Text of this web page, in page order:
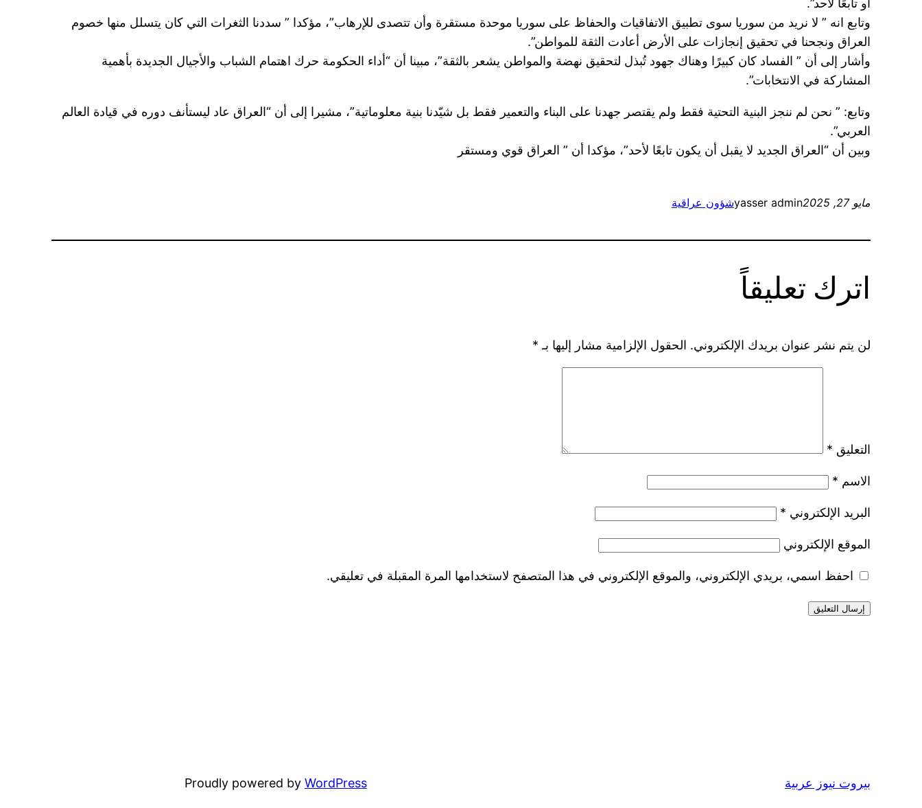
أو تابعًا لأحد”.
وتابع انه ” لا نريد من سوريا سوى تطبيق الاتفاقيات والحفاظ على سوريا موحدة مستقرة وأن تتصدى للإرهاب”، مؤكدا ” سددنا الثغرات التي كان يتسلل منها خصوم
العراق ونجحنا في تحقيق إنجازات على الأرض أعادت الثقة للمواطن”.
وأشار إلى أن ” الفساد كان كبيرًا وهناك جهود تُبذل لتحقيق نهضة والمواطن يشعر بالثقة”، مبينا أن “أداء الحكومة حرك اهتمام الشباب والأجيال الجديدة بأهمية
المشاركة في الانتخابات”.
وتابع: ” نحن لم ننجز البنية التحتية فقط ولم يقتصر جهدنا على البناء والتعمير فقط بل شيّدنا بنية معلوماتية”، مشيرا إلى أن “العراق عاد ليستأنف دوره في قيادة العالم
العربي”.
وبين أن “العراق الجديد لا يقبل أن يكون تابعًا لأحد”، مؤكدا أن ” العراق قوي ومستقر
مايو 27, 2025 yasser adminشؤون عراقية
اترك تعليقاً
لن يتم نشر عنوان بريدك الإلكتروني. الحقول الإلزامية مشار إليها بـ *
التعليق *
الاسم *
البريد الإلكتروني *
الموقع الإلكتروني
احفظ اسمي، بريدي الإلكتروني، والموقع الإلكتروني في هذا المتصفح لاستخدامها المرة المقبلة في تعليقي.
بيروت نيوز عربية Proudly powered by WordPress